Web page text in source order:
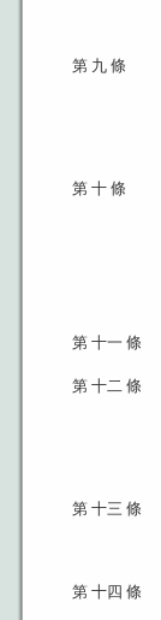
第 九 條
第 十 條
第 十一 條
第 十二 條
第 十三 條
第 十四 條